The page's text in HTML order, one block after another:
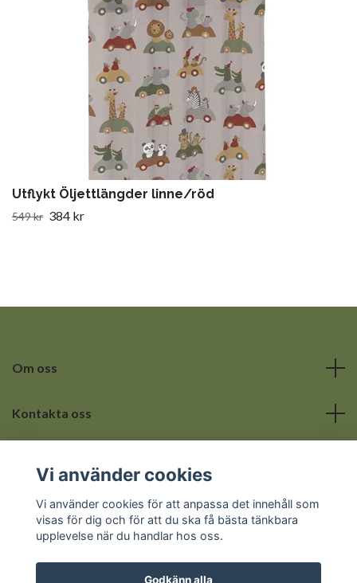
Utflykt Öljettlängder linne/röd
549 kr 384 kr
Om oss
Kontakta oss
Sociala medier
Vi använder cookies
Vi använder cookies för att anpassa det innehåll som
visas för dig och för att du ska få bästa tänkbara
upplevelse när du handlar hos oss.
Godkänn alla